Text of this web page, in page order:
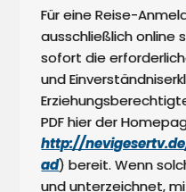
Für eine Reise-
ausschließlich
sofort die
und
http://
ad) bereit. Wenn
und unterzeichnet,